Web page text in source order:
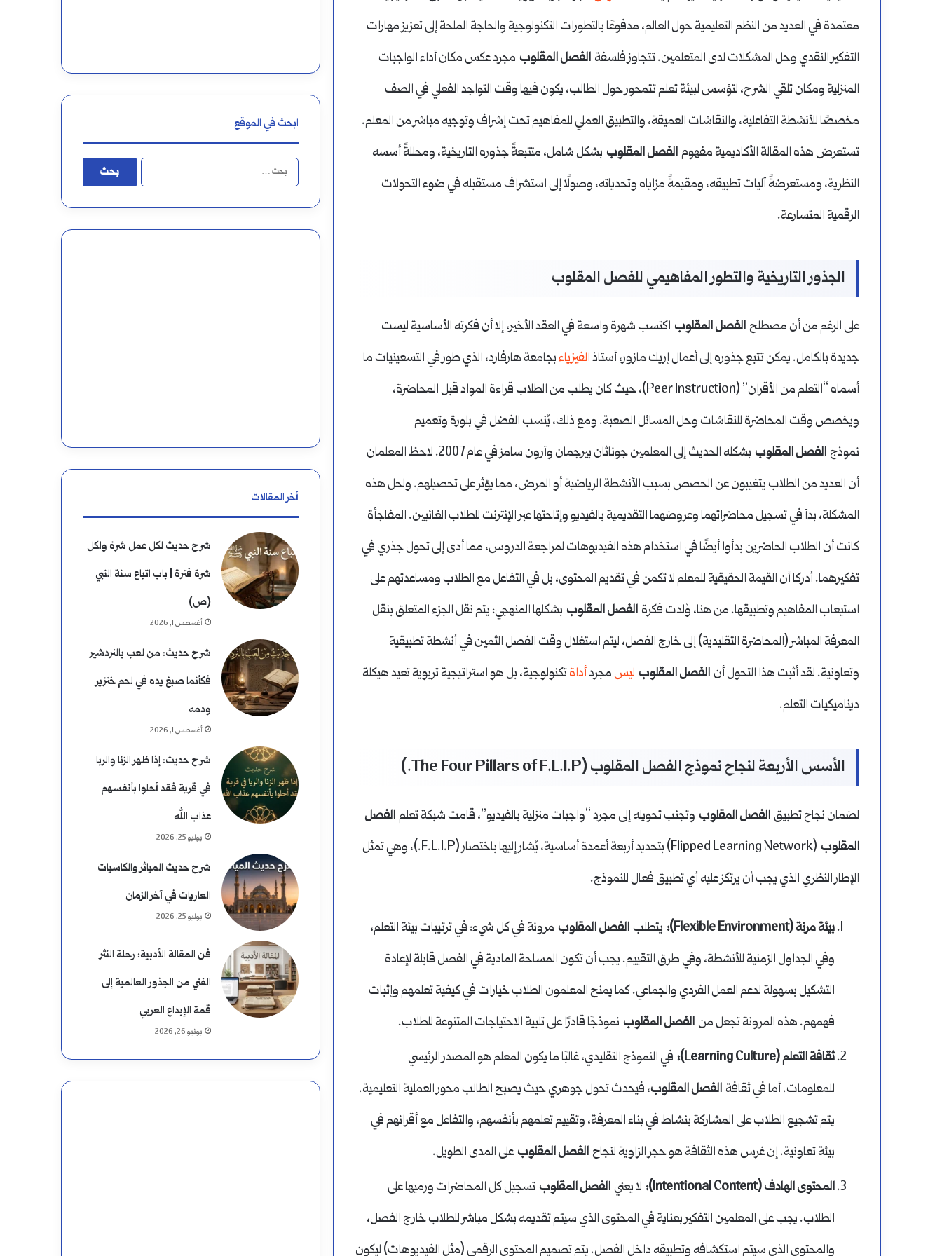
معتمدة في العديد من النظم التعليمية حول العالم، مدفوعًا بالتطورات التكنولوجية والحاجة الملحة إلى تعزيز مهارات
التفكير النقدي وحل المشكلات لدى المتعلمين. تتجاوز فلسفة الفصل المقلوب مجرد عكس مكان أداء الواجبات
المنزلية ومكان تلقي الشرح، لتؤسس لبيئة تعلم تتمحور حول الطالب، يكون فيها وقت التواجد الفعلي في الصف
مخصصًا للأنشطة التفاعلية، والنقاشات العميقة، والتطبيق العملي للمفاهيم تحت إشراف وتوجيه مباشر من المعلم.
تستعرض هذه المقالة الأكاديمية مفهوم الفصل المقلوب بشكل شامل، متتبعةً جذوره التاريخية، ومحللةً أسسه
النظرية، ومستعرضةً آليات تطبيقه، ومقيمةً مزاياه وتحدياته، وصولًا إلى استشراف مستقبله في ضوء التحولات
الرقمية المتسارعة.
الجذور التاريخية والتطور المفاهيمي للفصل المقلوب
على الرغم من أن مصطلح الفصل المقلوب اكتسب شهرة واسعة في العقد الأخير، إلا أن فكرته الأساسية ليست
جديدة بالكامل. يمكن تتبع جذوره إلى أعمال إريك مازور، أستاذالفيزياءبجامعة هارفارد، الذي طور في التسعينيات ما
أسماه “التعلم من الأقران” (Peer Instruction)، حيث كان يطلب من الطلاب قراءة المواد قبل المحاضرة،
ويخصص وقت المحاضرة للنقاشات وحل المسائل الصعبة. ومع ذلك، يُنسب الفضل في بلورة وتعميم
نموذج الفصل المقلوب
بشكله الحديث إلى المعلمين جوناثان بيرجمان وآرون سامز في عام 2007. لاحظ المعلمان
أن العديد من الطلاب يتغيبون عن الحصص بسبب الأنشطة الرياضية أو المرض، مما يؤثر على تحصيلهم. ولحل هذه
المشكلة، بدآ في تسجيل محاضراتهما وعروضهما التقديمية بالفيديو وإتاحتها عبر الإنترنت للطلاب الغائبين. المفاجأة
كانت أن الطلاب الحاضرين بدأوا أيضًا في استخدام هذه الفيديوهات لمراجعة الدروس، مما أدى إلى تحول جذري في
تفكيرهما. أدركا أن القيمة الحقيقية للمعلم لا تكمن في تقديم المحتوى، بل في التفاعل مع الطلاب ومساعدتهم على
استيعاب المفاهيم وتطبيقها. من هنا، وُلدت فكرة الفصل المقلوب بشكلها المنهجي: يتم نقل الجزء المتعلق بنقل
المعرفة المباشر (المحاضرة التقليدية) إلى خارج الفصل، ليتم استغلال وقت الفصل الثمين في أنشطة تطبيقية
وتعاونية. لقد أثبت هذا التحول أن الفصل المقلوب ليس مجردأداةتكنولوجية، بل هو استراتيجية تربوية تعيد هيكلة
ديناميكيات التعلم.
الأسس الأربعة لنجاح نموذج الفصل المقلوب (The Four Pillars of F.L.I.P.)
لضمان نجاح تطبيق الفصل المقلوب وتجنب تحويله إلى مجرد “واجبات منزلية بالفيديو”، قامت شبكة تعلم الفصل
المقلوب
(Flipped Learning Network) بتحديد أربعة أعمدة أساسية، يُشار إليها باختصار (F.L.I.P.)، وهي تمثل
الإطار النظري الذي يجب أن يرتكز عليه أي تطبيق فعال للنموذج.
بيئة مرنة (Flexible Environment): يتطلب الفصل المقلوب مرونة في كل شيء: في ترتيبات بيئة التعلم،
وفي الجداول الزمنية للأنشطة، وفي طرق التقييم. يجب أن تكون المساحة المادية في الفصل قابلة لإعادة
التشكيل بسهولة لدعم العمل الفردي والجماعي. كما يمنح المعلمون الطلاب خيارات في كيفية تعلمهم وإثبات
فهمهم. هذه المرونة تجعل من الفصل المقلوب نموذجًا قادرًا على تلبية الاحتياجات المتنوعة للطلاب.
ثقافة التعلم (Learning Culture):
في النموذج التقليدي، غالبًا ما يكون المعلم هو المصدر الرئيسي
للمعلومات. أما في ثقافة الفصل المقلوب، فيحدث تحول جوهري حيث يصبح الطالب محور العملية التعليمية.
يتم تشجيع الطلاب على المشاركة بنشاط في بناء المعرفة، وتقييم تعلمهم بأنفسهم، والتفاعل مع أقرانهم في
بيئة تعاونية. إن غرس هذه الثقافة هو حجر الزاوية لنجاح الفصل المقلوب على المدى الطويل.
المحتوى الهادف (Intentional Content):
لا يعني الفصل المقلوب تسجيل كل المحاضرات ورميها على
الطلاب. يجب على المعلمين التفكير بعناية في المحتوى الذي سيتم تقديمه بشكل مباشر للطلاب خارج الفصل،
والمحتوى الذي سيتم استكشافه وتطبيقه داخل الفصل. يتم تصميم المحتوى الرقمي (مثل الفيديوهات) ليكون
ابحث في الموقع
البحث
أخر المقالات
شرح حديث لكل عمل شرة ولكل
شرة فترة | باب اتباع سنة النبي
(ص)
أغسطس 1, 2026
شرح حديث: من لعب بالنردشير
فكأنما صبغ يده في لحم خنزير
ودمه
أغسطس 1, 2026
شرح حديث: إذا ظهر الزنا والربا
في قرية فقد أحلوا بأنفسهم
عذاب الله
يوليو 25, 2026
شرح حديث المياثر والكاسيات
العاريات في آخر الزمان
يوليو 25, 2026
فن المقالة الأدبية: رحلة النثر
الفني من الجذور العالمية إلى
قمة الإبداع العربي
يونيو 26, 2026